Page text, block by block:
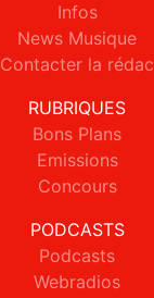
Infos
News Musique
Contacter la rédac
RUBRIQUES
Bons Plans
Emissions
Concours
PODCASTS
Podcasts
Webradios